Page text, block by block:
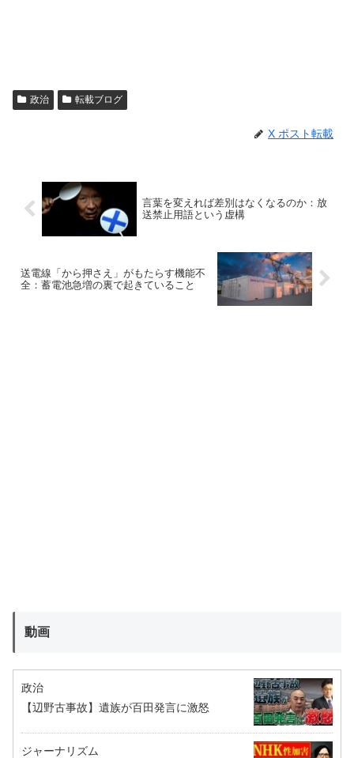
政治 転載ブログ
X ポスト転載
言葉を変えれば差別はなくなるのか：放
送禁止用語という虚構
送電線「から押さえ」がもたらす機能不
全：蓄電池急増の裏で起きていること
動画
政治
【辺野古事故】遺族が百田発言に激怒
ジャーナリズム